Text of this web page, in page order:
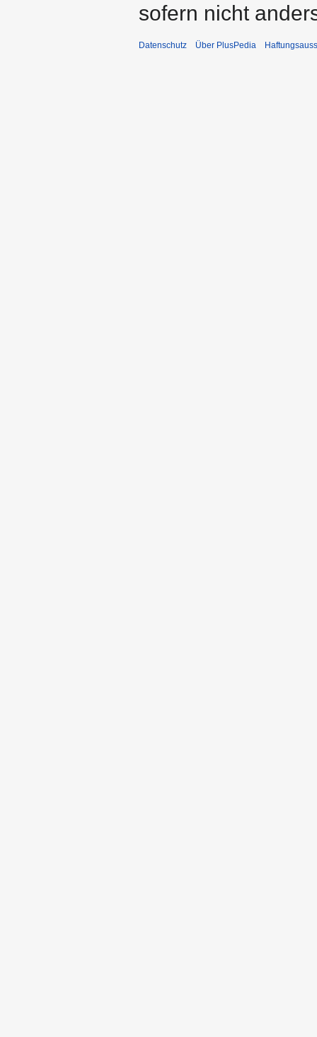
sofern nicht
Datenschutz Über PlusPedia